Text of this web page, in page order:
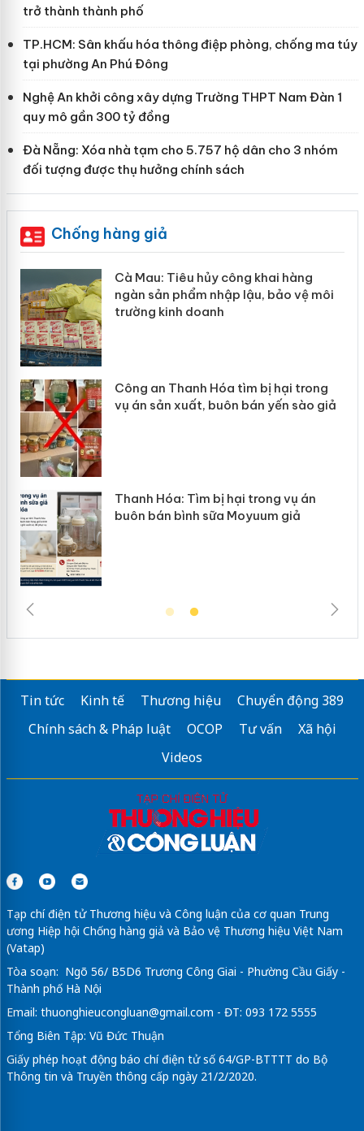
trở thành thành phố
TP.HCM: Sân khấu hóa thông điệp phòng, chống ma túy
tại phường An Phú Đông
Nghệ An khởi công xây dựng Trường THPT Nam Đàn 1
quy mô gần 300 tỷ đồng
Đà Nẵng: Xóa nhà tạm cho 5.757 hộ dân cho 3 nhóm
đối tượng được thụ hưởng chính sách
Chống hàng giả
Cà Mau: Tiêu hủy công khai hàng
ngàn sản phẩm nhập lậu, bảo vệ môi
trường kinh doanh
Công an Thanh Hóa tìm bị hại trong
vụ án sản xuất, buôn bán yến sào giả
Thanh Hóa: Tìm bị hại trong vụ án
buôn bán bình sữa Moyuum giả
Tin tức Kinh tế Thương hiệu
Chuyển động 389
Chính sách & Pháp luật
OCOP Tư vấn
Xã hội
Videos
Tạp chí điện tử Thương hiệu và Công luận của cơ quan Trung
ương Hiệp hội Chống hàng giả và Bảo vệ Thương hiệu Việt Nam
(Vatap)
Tòa soạn: Ngõ 56/ B5D6 Trương Công Giai - Phường Cầu Giấy -
Thành phố Hà Nội
Email: thuonghieucongluan@gmail.com - ĐT: 093 172 5555
Tổng Biên Tập: Vũ Đức Thuận
Giấy phép hoạt động báo chí điện tử số 64/GP-BTTTT do Bộ
Thông tin và Truyền thông cấp ngày 21/2/2020.